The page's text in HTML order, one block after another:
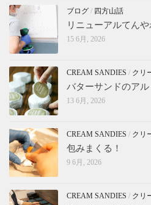
ブログ / 四方山話
リニューアルてん
15 6月, 2026
CREAM SANDIES / クリ
バターサンドのア
13 6月, 2026
CREAM SANDIES / クリ
包みまくる！
9 6月, 2026
CREAM SANDIES / クリ